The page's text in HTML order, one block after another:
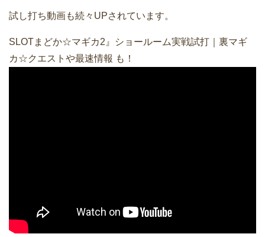
試し打ち動画も続々UPされています。
SLOTまどか☆マギカ2』ショールーム実戦試打｜裏マギ
カ☆クエストや最速情報 も！